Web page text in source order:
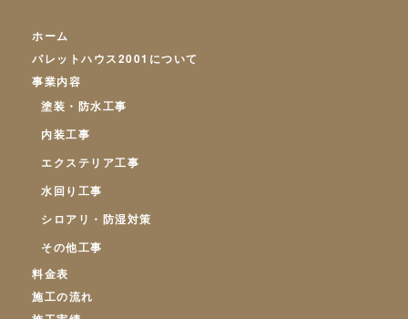
ホーム
パレットハウス2001について
事業内容
塗装・防水工事
内装工事
エクステリア工事
水回り工事
シロアリ・防湿対策
その他工事
料金表
施工の流れ